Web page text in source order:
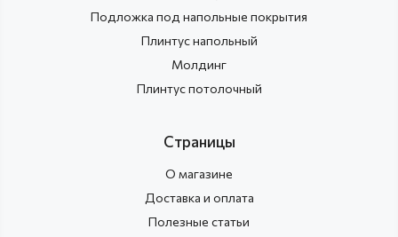
Подложка под напольные покрытия
Плинтус напольный
Молдинг
Плинтус потолочный
Страницы
О магазине
Доставка и оплата
Полезные статьи